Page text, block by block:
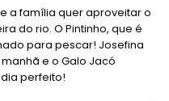
a família quer aproveitar o
do rio. O Pintinho, que é
para pescar! Josefina
e o Galo Jacó
perfeito!